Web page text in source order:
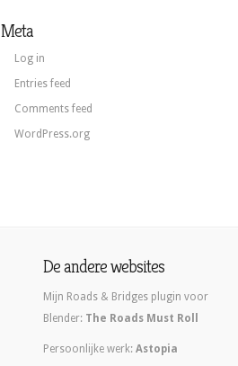
Meta
Log in
Entries feed
Comments feed
WordPress.org
De andere websites
Mijn Roads & Bridges plugin voor
Blender: The Roads Must Roll
Persoonlijke werk: Astopia